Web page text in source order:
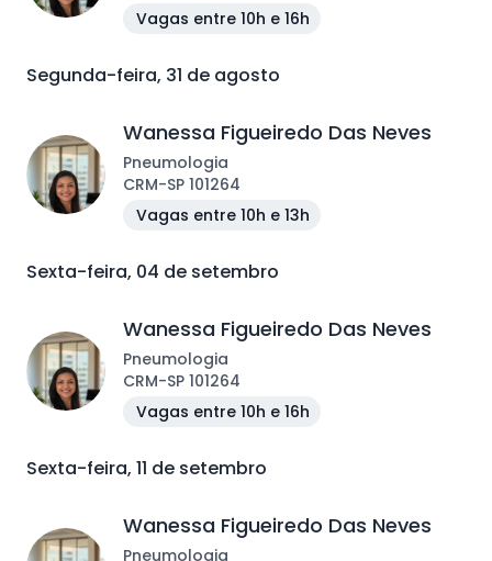
Vagas entre 10h e 16h
Segunda-feira, 31 de agosto
Wanessa Figueiredo Das Neves
Pneumologia
CRM-SP 101264
Vagas entre 10h e 13h
Sexta-feira, 04 de setembro
Wanessa Figueiredo Das Neves
Pneumologia
CRM-SP 101264
Vagas entre 10h e 16h
Sexta-feira, 11 de setembro
Wanessa Figueiredo Das Neves
Pneumologia